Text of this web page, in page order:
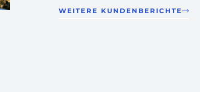
WEITERE KUNDENBERICHTE